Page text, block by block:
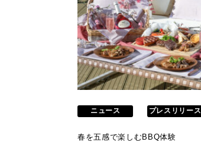
ニュース プレスリリース
春を五感で楽しむBBQ体験